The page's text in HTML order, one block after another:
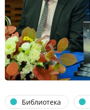
Библиотека